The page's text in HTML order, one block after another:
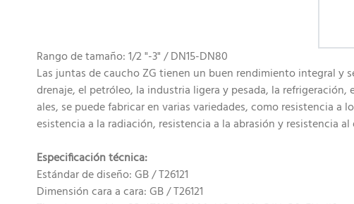
Rango de tamaño: 1/2 "-3" / DN15-DN80
Las juntas de caucho ZG tienen un buen rendimiento integral
drenaje, el petróleo, la industria ligera y pesada, la
ales, se puede fabricar en varias variedades, como resistencia
esistencia a la radiación, resistencia a la abrasión y resistencia
Especificación técnica:
Estándar de diseño: GB / T26121
Dimensión cara a cara: GB / T26121